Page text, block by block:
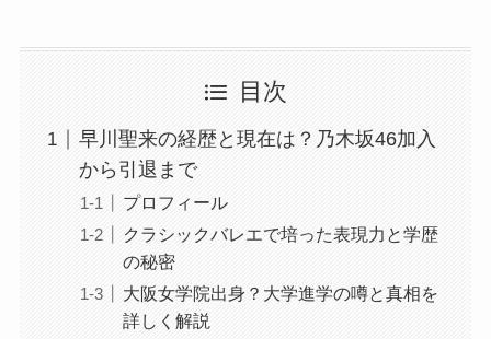
目次
早川聖来の経歴と現在は？乃木坂46加入
から引退まで
プロフィール
クラシックバレエで培った表現力と学歴
の秘密
大阪女学院出身？大学進学の噂と真相を
詳しく解説